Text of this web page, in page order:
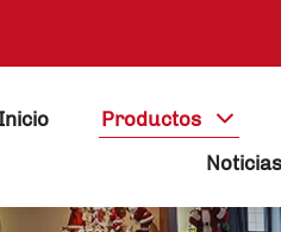
Productos
Noticias